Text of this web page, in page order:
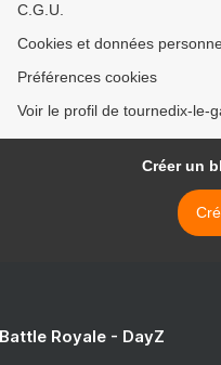
C.G.U.
Cookies et données
Préférences cookies
Voir le profil de tournedix-le-
Créer un
Royale - DayZ